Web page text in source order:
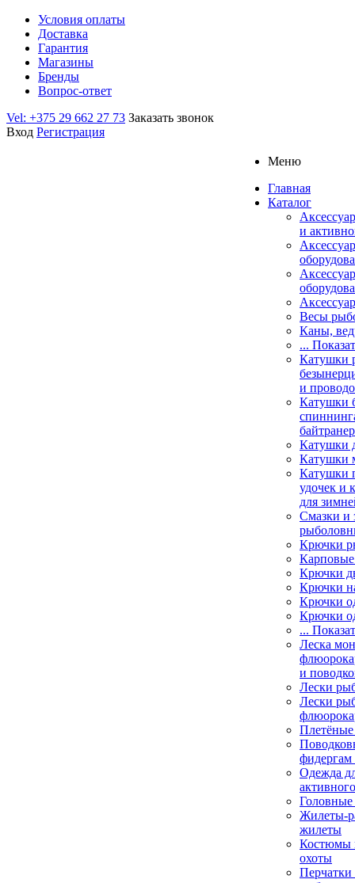
Условия оплаты
Доставка
Гарантия
Магазины
Бренды
Вопрос-ответ
Vel: +375 29 662 27 73 Заказать звонок
Вход Регистрация
Меню
Главная
Каталог
и
Весы
Каны,
...
Катушки
и
Катушки
Катушки
Катушки
Катушки
удочек и
для
Смазки и
Крючки
Крючки
Крючки
Крючки
Крючки
...
Леска
и
Лески
Лески
Одежда
Жилеты-
жилеты
Костюмы
охоты
Перчатки